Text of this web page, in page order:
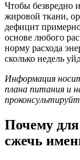
Чтобы безвредно
жировой ткани,
дефицит
основе любого
норму расхода
сколько недель
Информация
плана питания и
Почему
сжечь